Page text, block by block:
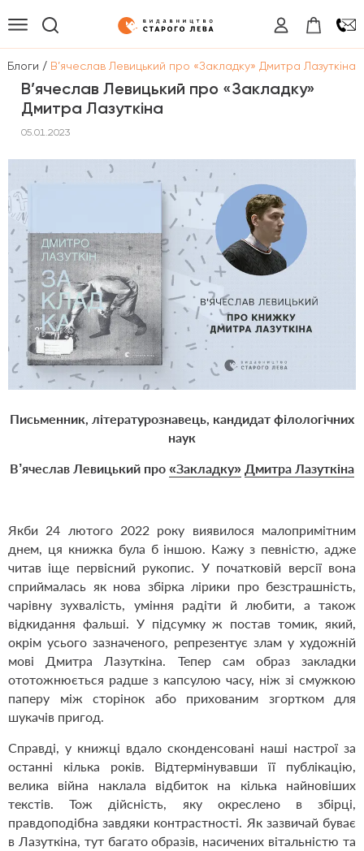
Блоги / В’ячеслав Левицький про «Закладку» Дмитра Лазуткіна
В’ячеслав Левицький про «Закладку»
Дмитра Лазуткіна
05.01.2023
Письменник, літературознавець, кандидат філологічних
наук
В’ячеслав Левицький про «Закладку» Дмитра Лазуткіна
Якби 24 лютого 2022 року виявилося малопримітним
днем, ця книжка була б іншою. Кажу з певністю, адже
читав іще первісний рукопис. У початковій версії вона
сприймалась як нова збірка лірики про безстрашність,
чарівну зухвалість, уміння радіти й любити, а також
відкидання фальші. У підсумку ж постав томик, який,
окрім усього зазначеного, репрезентує злам у художній
мові Дмитра Лазуткіна. Тепер сам образ закладки
ототожнюється радше з капсулою часу, ніж зі смужкою
паперу між сторінок або прихованим згортком для
шукачів пригод.
Справді, у книжці вдало сконденсовані наші настрої за
останні кілька років. Відтермінувавши її публікацію,
велика війна наклала відбиток на кілька найновіших
текстів. Тож дійсність, яку окреслено в збірці,
правдоподібна завдяки контрастності. Як зазвичай буває
в Лазуткіна, тут багато образів, насичених вітальністю та